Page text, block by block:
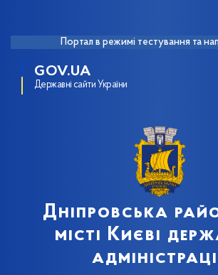
Портал в режимі тестування та
GOV.UA
Державні сайти України
Дніпровська
місті Києві